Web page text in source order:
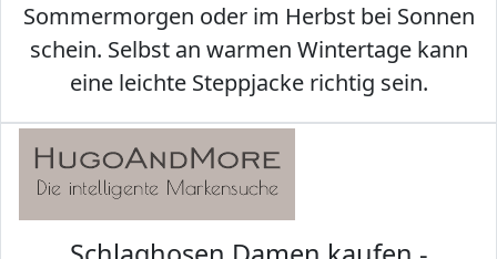
Sommermorgen oder im Herbst bei Sonnen
schein. Selbst an warmen Wintertage kann
eine leichte Steppjacke richtig sein.